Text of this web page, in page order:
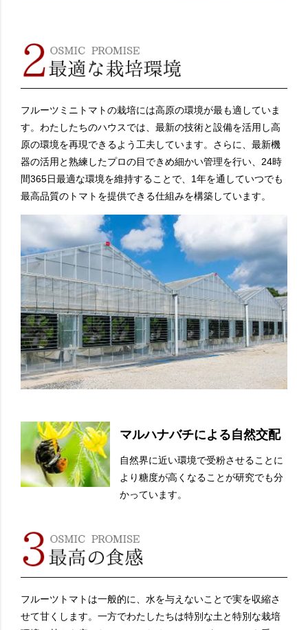
フルーツミニトマトの栽培には高原の環境が最も適していま
す。わたしたちのハウスでは、最新の技術と設備を活用し高
原の環境を再現できるよう工夫しています。さらに、最新機
器の活用と熟練したプロの目できめ細かい管理を行い、24時
間365日最適な環境を維持することで、1年を通していつでも
最高品質のトマトを提供できる仕組みを構築しています。
マルハナバチによる自然交配
自然界に近い環境で受粉させることに
より糖度が高くなることが研究でも分
かっています。
フルーツトマトは一般的に、水を与えないことで実を収縮さ
せて甘くします。一方でわたしたちは特別な土と特別な栽培